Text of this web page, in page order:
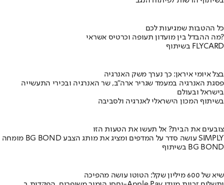
כל ההטבות שמגיעות לכם
מה ההבדל בין מועדון תעופה וכרטיס אשראי?
בשיתוף FLYCARD
בצל איומי איראן: כך נערך משק האנרגיה
פסגת האנרגיה במעמד שגריר ארה"ב, שר האנרגיה ובכירי התעשייה
בישראל ובעולם
בשיתוף המכון הישראלי לאנרגיה ולסביבה
צובעים את הבית? אל תעשו את הטעות הזו
מומחה BG BOND עושה סדר על המדפים ומציג את מותג הצבע SIMPLY
בשיתוף BG BOND
שיא של 600 מיליון שקל: הטוטו עושה מהפיכה